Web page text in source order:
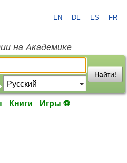
EN DE ES FR
на Академике
Найти!
Книги Игры ⚽